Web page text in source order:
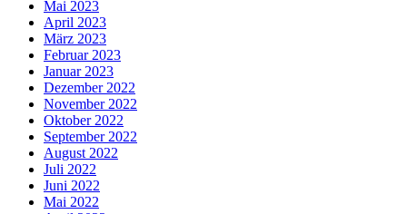
Mai 2023
April 2023
März 2023
Februar 2023
Januar 2023
Dezember 2022
November 2022
Oktober 2022
September 2022
August 2022
Juli 2022
Juni 2022
Mai 2022